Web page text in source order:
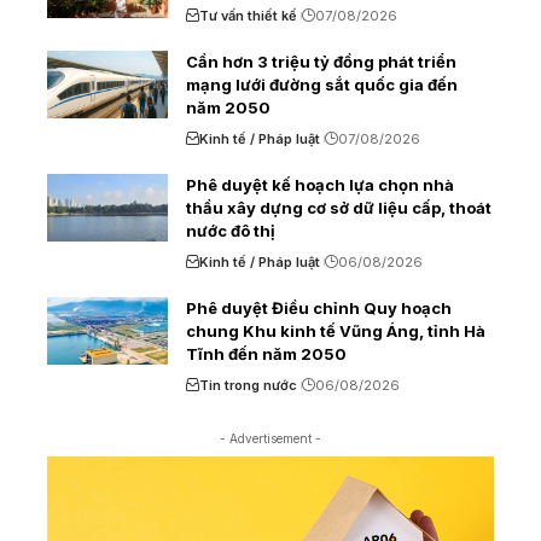
Tư vấn thiết kế 07/08/2026
Cần hơn 3 triệu tỷ đồng phát triển
mạng lưới đường sắt quốc gia đến
năm 2050
Kinh tế / Pháp luật 07/08/2026
Phê duyệt kế hoạch lựa chọn nhà
thầu xây dựng cơ sở dữ liệu cấp, thoát
nước đô thị
Kinh tế / Pháp luật 06/08/2026
Phê duyệt Điều chỉnh Quy hoạch
chung Khu kinh tế Vũng Áng, tỉnh Hà
Tĩnh đến năm 2050
Tin trong nước 06/08/2026
- Advertisement -